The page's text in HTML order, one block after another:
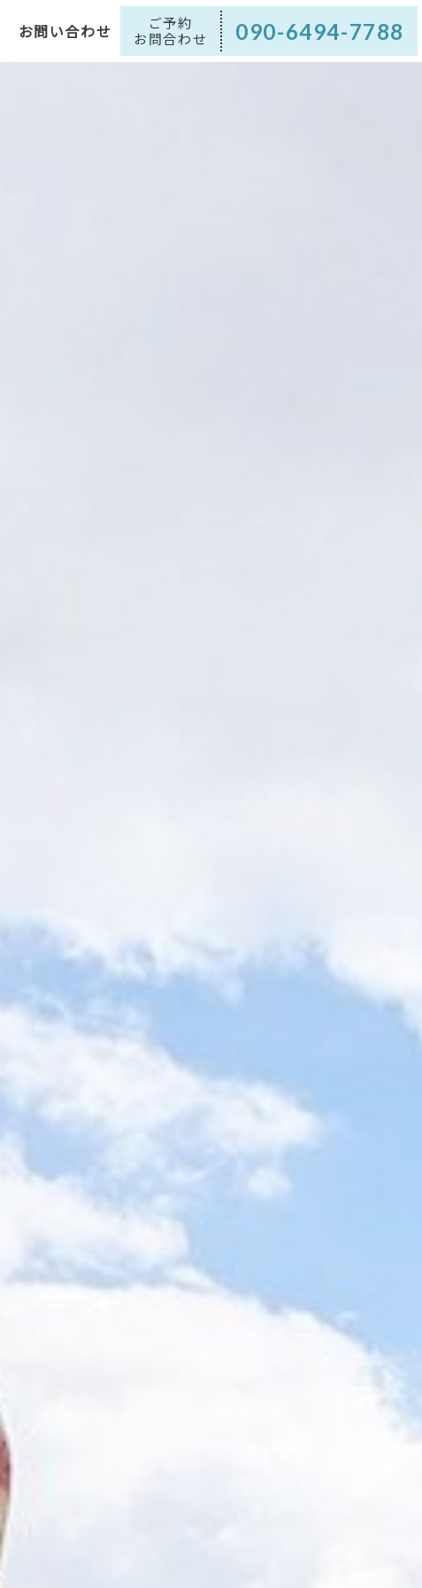
ブログ お問い合わせ 090-6494-7788
お問い合わせ
ご予約
お問合わせ
090-6494-7788